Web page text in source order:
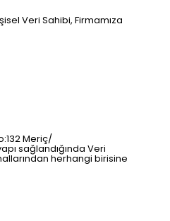
Veri Sahibi, Firmamıza
Meriç/
sağlandığında Veri
herhangi birisine